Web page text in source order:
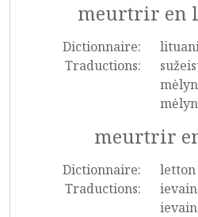
meurtrir en
Dictionnaire:
Traductions:
meurtrir
Dictionnaire:
letton
Traductions: